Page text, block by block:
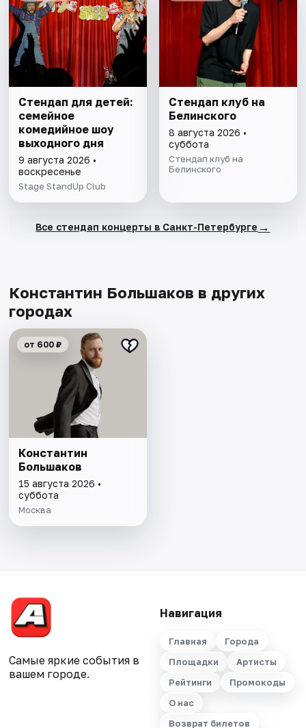
Стендап для детей:
семейное
комедийное шоу
выходного дня
9 августа 2026 •
воскресенье
Stage StandUp Club
Стендап клуб на
Белинского
8 августа 2026 •
суббота
Стендап клуб на
Белинского
Все стендап концерты в Санкт-Петербурге →
Константин Большаков в других
городах
от 600 ₽
Константин
Большаков
15 августа 2026 •
суббота
Москва
Самые яркие события в
вашем городе.
Навигация
Главная
Города
Площадки
Артисты
Рейтинги
Промокоды
О нас
Возврат билетов